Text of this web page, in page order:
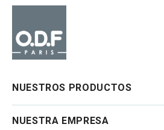
NUESTROS PRODUCTOS
NUESTRA EMPRESA